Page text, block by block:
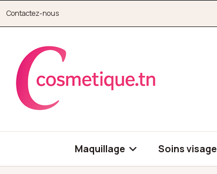
Contactez-nous
Maquillage Soins visage